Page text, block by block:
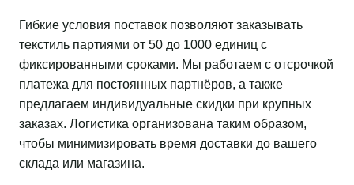
Гибкие условия поставок позволяют заказывать
текстиль партиями от 50 до 1000 единиц с
фиксированными сроками. Мы работаем с отсрочкой
платежа для постоянных партнёров, а также
предлагаем индивидуальные скидки при крупных
заказах. Логистика организована таким образом,
чтобы минимизировать время доставки до вашего
склада или магазина.